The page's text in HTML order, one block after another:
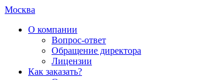
Москва
О компании
Вопрос-ответ
Обращение директора
Лицензии
Как заказать?